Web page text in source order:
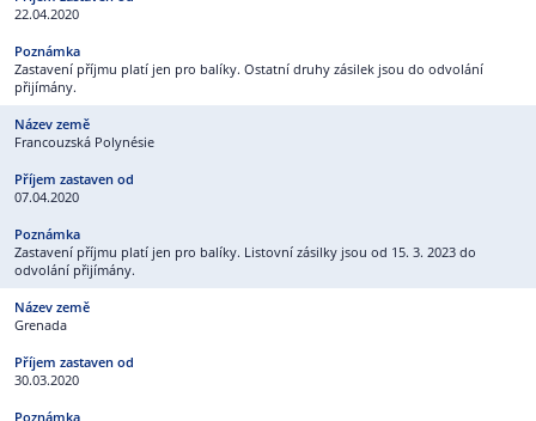
22.04.2020
Zastavení příjmu platí jen pro balíky. Ostatní druhy zásilek jsou do odvolání
přijímány.
Francouzská Polynésie
07.04.2020
Zastavení příjmu platí jen pro balíky. Listovní zásilky jsou od 15. 3. 2023 do
odvolání přijímány.
Grenada
30.03.2020